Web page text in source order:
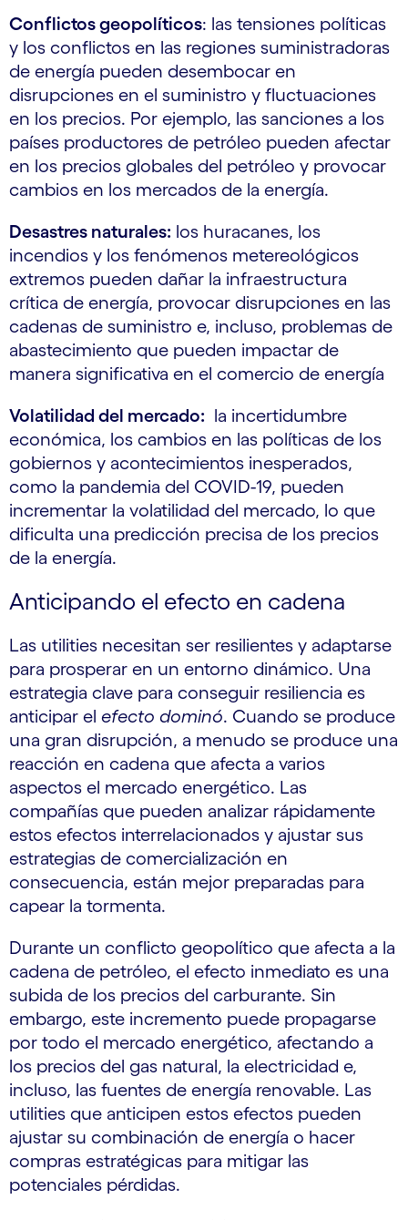
Conflictos geopolíticos: las tensiones políticas
y los conflictos en las regiones suministradoras
de energía pueden desembocar en
disrupciones en el suministro y fluctuaciones
en los precios. Por ejemplo, las sanciones a los
países productores de petróleo pueden afectar
en los precios globales del petróleo y provocar
cambios en los mercados de la energía.
Desastres naturales: los huracanes, los
incendios y los fenómenos metereológicos
extremos pueden dañar la infraestructura
crítica de energía, provocar disrupciones en las
cadenas de suministro e, incluso, problemas de
abastecimiento que pueden impactar de
manera significativa en el comercio de energía
Volatilidad del mercado: la incertidumbre
económica, los cambios en las políticas de los
gobiernos y acontecimientos inesperados,
como la pandemia del COVID-19, pueden
incrementar la volatilidad del mercado, lo que
dificulta una predicción precisa de los precios
de la energía.
Anticipando el efecto en cadena
Las utilities necesitan ser resilientes y adaptarse
para prosperar en un entorno dinámico. Una
estrategia clave para conseguir resiliencia es
anticipar el efecto dominó. Cuando se produce
una gran disrupción, a menudo se produce una
reacción en cadena que afecta a varios
aspectos el mercado energético. Las
compañías que pueden analizar rápidamente
estos efectos interrelacionados y ajustar sus
estrategias de comercialización en
consecuencia, están mejor preparadas para
capear la tormenta.
Durante un conflicto geopolítico que afecta a la
cadena de petróleo, el efecto inmediato es una
subida de los precios del carburante. Sin
embargo, este incremento puede propagarse
por todo el mercado energético, afectando a
los precios del gas natural, la electricidad e,
incluso, las fuentes de energía renovable. Las
utilities que anticipen estos efectos pueden
ajustar su combinación de energía o hacer
compras estratégicas para mitigar las
potenciales pérdidas.